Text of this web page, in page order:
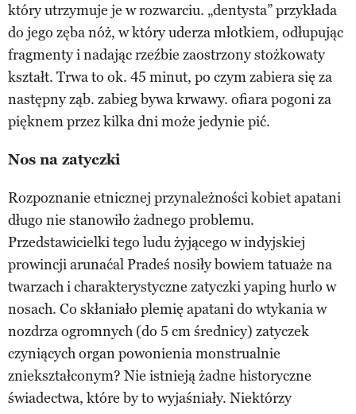
który utrzymuje je w rozwarciu. „dentysta” przykłada
do jego zęba nóż, w który uderza młotkiem, odłupując
fragmenty i nadając rzeźbie zaostrzony stożkowaty
kształt. Trwa to ok. 45 minut, po czym zabiera się za
następny ząb. zabieg bywa krwawy. ofiara pogoni za
pięknem przez kilka dni może jedynie pić.
Nos na zatyczki
Rozpoznanie etnicznej przynależności kobiet apatani
długo nie stanowiło żadnego problemu.
Przedstawicielki tego ludu żyjącego w indyjskiej
prowincji arunaćal Pradeś nosiły bowiem tatuaże na
twarzach i charakterystyczne zatyczki yaping hurlo w
nosach. Co skłaniało plemię apatani do wtykania w
nozdrza ogromnych (do 5 cm średnicy) zatyczek
czyniących organ powonienia monstrualnie
zniekształconym? Nie istnieją żadne historyczne
świadectwa, które by to wyjaśniały. Niektórzy